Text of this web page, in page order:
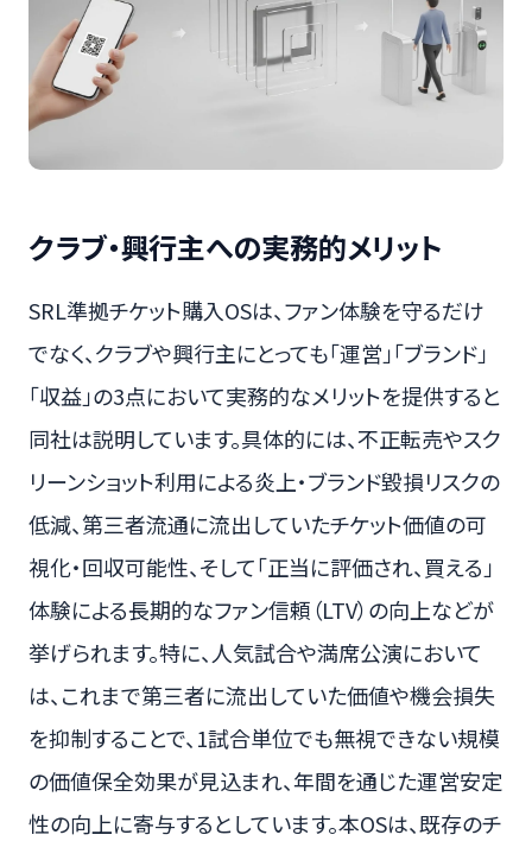
クラブ・興行主への実務的メリット
SRL準拠チケット購入OSは、ファン体験を守るだけ
でなく、クラブや興行主にとっても「運営」「ブランド」
「収益」の3点において実務的なメリットを提供すると
同社は説明しています。具体的には、不正転売やスク
リーンショット利用による炎上・ブランド毀損リスクの
低減、第三者流通に流出していたチケット価値の可
視化・回収可能性、そして「正当に評価され、買える」
体験による長期的なファン信頼（LTV）の向上などが
挙げられます。特に、人気試合や満席公演において
は、これまで第三者に流出していた価値や機会損失
を抑制することで、1試合単位でも無視できない規模
の価値保全効果が見込まれ、年間を通じた運営安定
性の向上に寄与するとしています。本OSは、既存のチ